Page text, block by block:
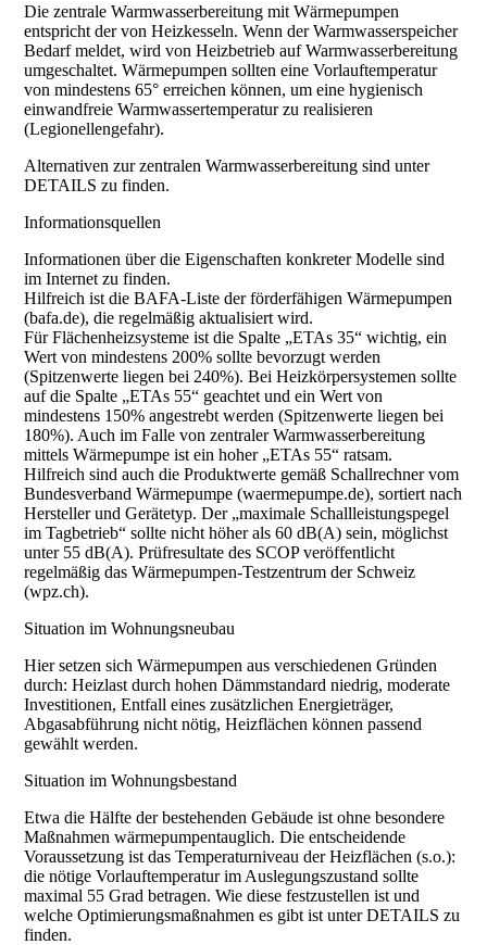
Die zentrale Warmwasserbereitung mit Wärmepumpen
entspricht der von Heizkesseln. Wenn der Warmwasserspeicher
Bedarf meldet, wird von Heizbetrieb auf Warmwasserbereitung
umgeschaltet. Wärmepumpen sollten eine Vorlauftemperatur
von mindestens 65° erreichen können, um eine hygienisch
einwandfreie Warmwassertemperatur zu realisieren
(Legionellengefahr).
Alternativen zur zentralen Warmwasserbereitung sind unter
DETAILS zu finden.
Informationsquellen
Informationen über die Eigenschaften konkreter Modelle sind
im Internet zu finden.
Hilfreich ist die BAFA-Liste der förderfähigen Wärmepumpen
(bafa.de), die regelmäßig aktualisiert wird.
Für Flächenheizsysteme ist die Spalte „ETAs 35“ wichtig, ein
Wert von mindestens 200% sollte bevorzugt werden
(Spitzenwerte liegen bei 240%). Bei Heizkörpersystemen sollte
auf die Spalte „ETAs 55“ geachtet und ein Wert von
mindestens 150% angestrebt werden (Spitzenwerte liegen bei
180%). Auch im Falle von zentraler Warmwasserbereitung
mittels Wärmepumpe ist ein hoher „ETAs 55“ ratsam.
Hilfreich sind auch die Produktwerte gemäß Schallrechner vom
Bundesverband Wärmepumpe (waermepumpe.de), sortiert nach
Hersteller und Gerätetyp. Der „maximale Schallleistungspegel
im Tagbetrieb“ sollte nicht höher als 60 dB(A) sein, möglichst
unter 55 dB(A). Prüfresultate des SCOP veröffentlicht
regelmäßig das Wärmepumpen-Testzentrum der Schweiz
(wpz.ch).
Situation im Wohnungsneubau
Hier setzen sich Wärmepumpen aus verschiedenen Gründen
durch: Heizlast durch hohen Dämmstandard niedrig, moderate
Investitionen, Entfall eines zusätzlichen Energieträger,
Abgasabführung nicht nötig, Heizflächen können passend
gewählt werden.
Situation im Wohnungsbestand
Etwa die Hälfte der bestehenden Gebäude ist ohne besondere
Maßnahmen wärmepumpentauglich. Die entscheidende
Voraussetzung ist das Temperaturniveau der Heizflächen (s.o.):
die nötige Vorlauftemperatur im Auslegungszustand sollte
maximal 55 Grad betragen. Wie diese festzustellen ist und
welche Optimierungsmaßnahmen es gibt ist unter DETAILS zu
finden.